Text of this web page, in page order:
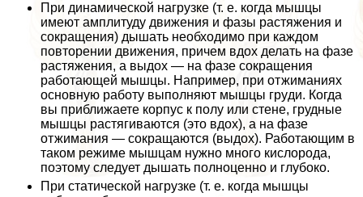
При динамической нагрузке (т. е. когда мышцы
имеют амплитуду движения и фазы растяжения и
сокращения) дышать необходимо при каждом
повторении движения, причем вдох делать на фазе
растяжения, а выдох — на фазе сокращения
работающей мышцы. Например, при отжиманиях
основную работу выполняют мышцы гpyди. Когда
вы приближаете корпус к полу или стене, грудные
мышцы растягиваются (это вдох), а на фазе
отжимания — сокращаются (выдох). Работающим в
таком режиме мышцам нужно много кислорода,
поэтому следует дышать полноценно и глубоко.
При статической нагрузке (т. е. когда мышцы